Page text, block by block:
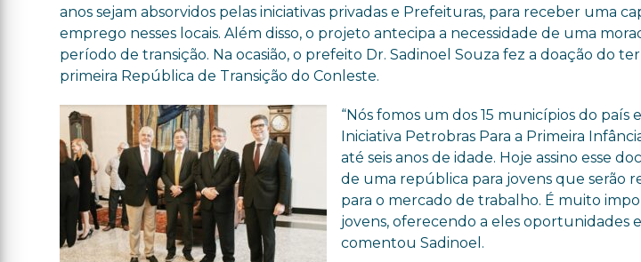
anos sejam absorvidos pelas iniciativas privadas e Prefeituras, para receber uma
emprego nesses locais. Além disso, o projeto antecipa a necessidade de uma
período de transição. Na ocasião, o prefeito Dr. Sadinoel Souza fez a doação do
primeira República de Transição do Conleste.
“Nós fomos um dos 15 municípios do país
Iniciativa Petrobras Para a Primeira
até seis anos de idade. Hoje assino esse
de uma república para jovens que serão
para o mercado de trabalho. É muito
jovens, oferecendo a eles oportunidades
comentou Sadinoel.